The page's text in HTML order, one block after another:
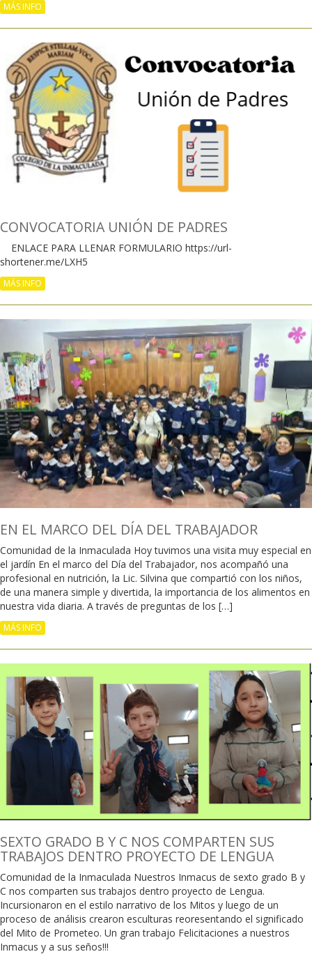
MÁS INFO
CONVOCATORIA UNIÓN DE PADRES
ENLACE PARA LLENAR FORMULARIO https://url-
shortener.me/LXH5
MÁS INFO
EN EL MARCO DEL DÍA DEL TRABAJADOR
Comunidad de la Inmaculada Hoy tuvimos una visita muy especial en
el jardín En el marco del Día del Trabajador, nos acompañó una
profesional en nutrición, la Lic. Silvina que compartió con los niños,
de una manera simple y divertida, la importancia de los alimentos en
nuestra vida diaria. A través de preguntas de los […]
MÁS INFO
SEXTO GRADO B Y C NOS COMPARTEN SUS
TRABAJOS DENTRO PROYECTO DE LENGUA
Comunidad de la Inmaculada Nuestros Inmacus de sexto grado B y
C nos comparten sus trabajos dentro proyecto de Lengua.
Incursionaron en el estilo narrativo de los Mitos y luego de un
proceso de análisis crearon esculturas reoresentando el significado
del Mito de Prometeo. Un gran trabajo Felicitaciones a nuestros
Inmacus y a sus seños!!!